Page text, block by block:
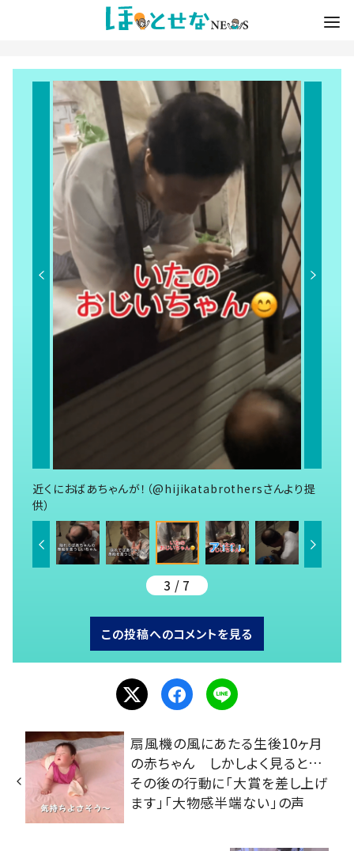
近くにおばあちゃんが！（@hijikatabrothersさんより提
供）
3 / 7
この投稿へのコメントを見る
扇風機の風にあたる生後10ヶ月
の赤ちゃん しかしよく見ると…
その後の行動に「大賞を差し上げ
ます」「大物感半端ない」の声